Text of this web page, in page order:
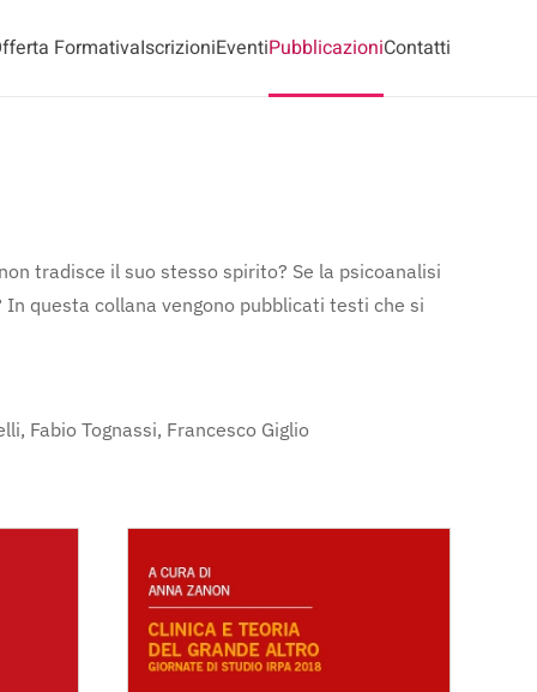
FormativaIscrizioniEventiPubblicazioniContatti
tradisce il suo stesso spirito? Se la psicoanalisi
In questa collana vengono pubblicati testi che si
Fabio Tognassi, Francesco Giglio